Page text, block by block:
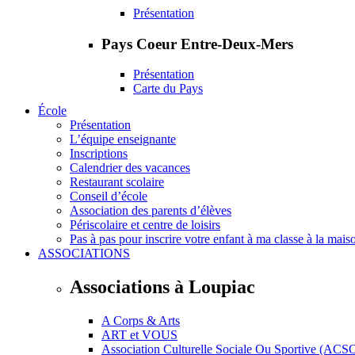
Présentation
Pays Coeur Entre-Deux-Mers
Présentation
Carte du Pays
École
Présentation
L’équipe enseignante
Inscriptions
Calendrier des vacances
Restaurant scolaire
Conseil d’école
Association des parents d’élèves
Périscolaire et centre de loisirs
Pas à pas pour inscrire votre enfant à ma classe à la
ASSOCIATIONS
Associations à Loupiac
A Corps & Arts
ART et VOUS
Association Culturelle Sociale Ou Sportive